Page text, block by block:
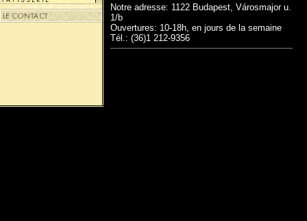
Notre adresse: 1122 Budapest, Városmajor u.
1/b
Ouvertures: 10-18h, en jours de la semaine
Tél.: (36)1 212-9356